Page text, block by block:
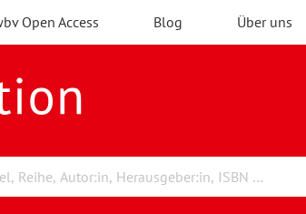
Open Access Blog Über uns